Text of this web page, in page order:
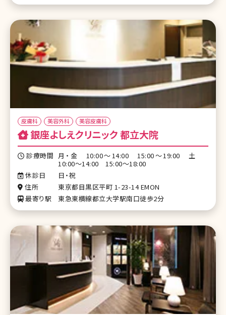
皮膚科 美容外科 美容皮膚科
銀座よしえクリニック 都立大院
診療時間 月・金 10:00～14:00 15:00～19:00 土
10:00～14:00 15:00～18:00
休診日
日・祝
住所
東京都目黒区平町 1-23-14 EMON
最寄り駅
東急東横線都立大学駅南口徒歩2分